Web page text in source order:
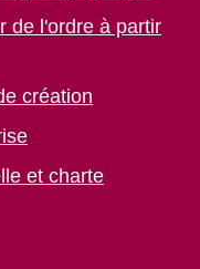
de l'ordre à partir
création
et charte